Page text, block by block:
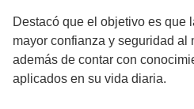
Destacó que el objetivo es que
mayor confianza y seguridad al
además de contar con
aplicados en su vida diaria.